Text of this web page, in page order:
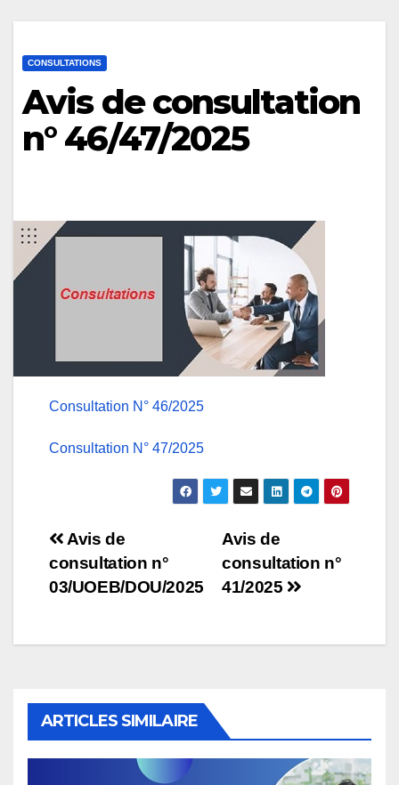
CONSULTATIONS
Avis de consultation
n° 46/47/2025
Consultation N° 46/2025
Consultation N° 47/2025
Navigation
de
Avis de
consultation n°
41/2025
Avis de
consultation n°
03/UOEB/DOU/2025
ARTICLES SIMILAIRE